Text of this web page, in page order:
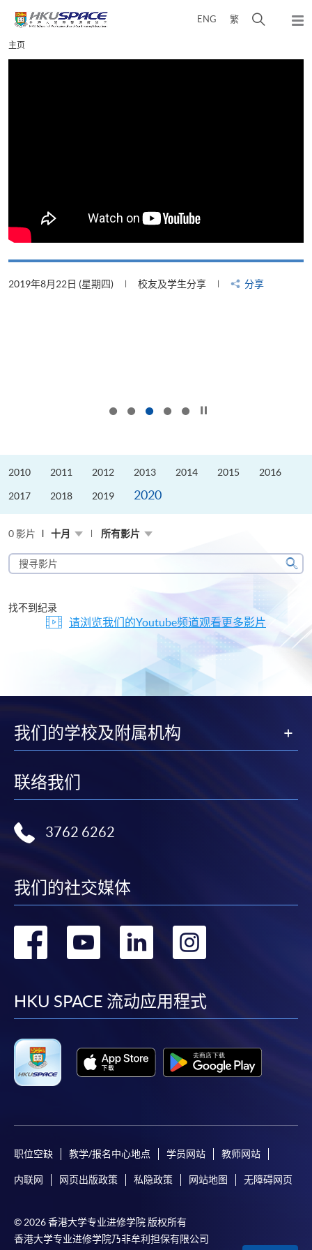
content
ENG 繁
弹
Main
content
主页
2019年8月22日 (星期四) 校友及学生分享 分享
2010 2011 2012 2013 2014 2015 2016
2017 2018 2019 2020
0 影片 十月 所有影片
搜
寻
片
搜
找不到纪录
请浏览我们的Youtube频道观看更多影片
我们的学校及附属机构
联络我们
3762 6262
我们的社交媒体
转
facebook
转
youtube
转
linkedin
转
HKU SPACE 流动应用程式
职位空缺 教学/报名中心地点 学员网站 教师网站
内联网 网页出版政策 私隐政策 网站地图 无障碍网页
© 2026 香港大学专业进修学院 版权所有
香港大学专业进修学院乃非牟利担保有限公司